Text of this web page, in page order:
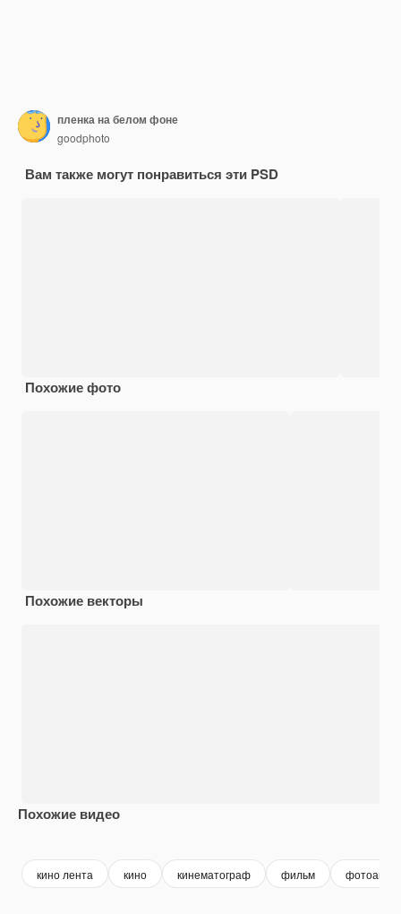
пленка на белом фоне
goodphoto
Вам также могут понравиться эти PSD
Похожие фото
Похожие векторы
Похожие видео
кино лента кино кинематограф фильм